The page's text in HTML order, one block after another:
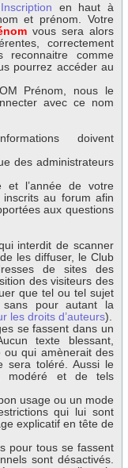
Inscription en haut à
et prénom. Votre
vous sera alors
correctement
reconnaitre comme
pourrez accéder au
Prénom, nous le
avec ce nom
doivent
des administrateurs
et l’année de votre
au forum afin
aux questions
interdit de scanner
les diffuser, le Club
de sites des
des visiteurs des
que tel ou tel sujet
pour autant la
les droits d’auteurs).
se fassent dans un
texte blessant,
qui amènerait des
sera toléré. Aussi le
modéré et de tels
usage ou un mode
qui lui sont
explicatif en tête de
pour tous se fassent
sont désactivés.